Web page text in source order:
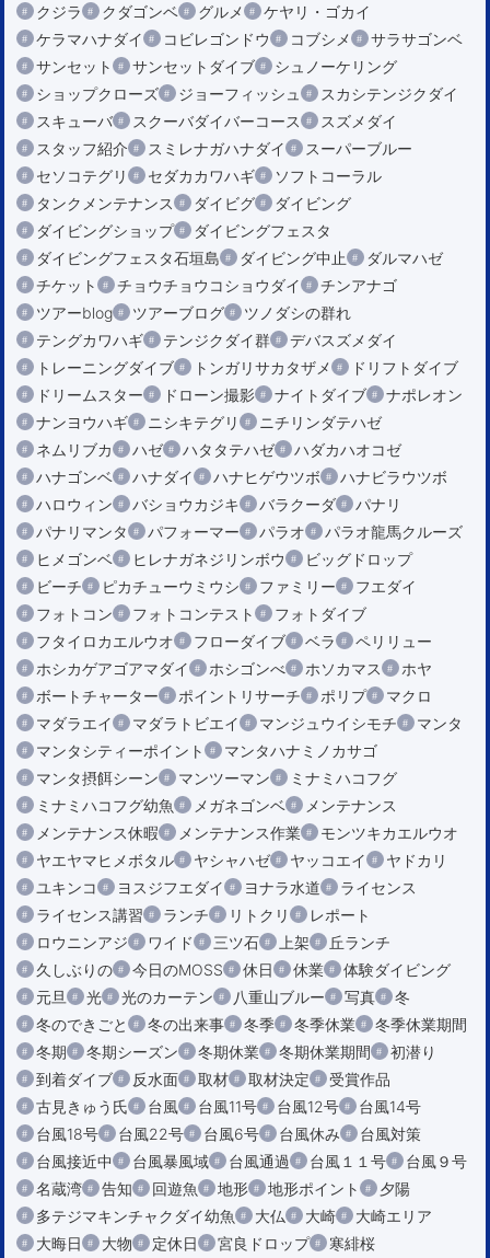
クジラ
クダゴンベ グルメ
ケヤリ・ゴカイ
ケラマハナダイ
コビレゴンドウ コブシメ
サラサゴンベ
サンセット
サンセットダイブ
シュノーケリング
ショップクローズ
ジョーフィッシュ
スカシテンジクダイ
スキューバ
スクーバダイバーコース
スズメダイ
スタッフ紹介
スミレナガハナダイ
スーパーブルー
セソコテグリ
セダカカワハギ
ソフトコーラル
タンクメンテナンス
ダイビグ
ダイビング
ダイビングショップ
ダイビングフェスタ
ダイビングフェスタ石垣島
ダイビング中止
ダルマハゼ
チケット
チョウチョウコショウダイ
チンアナゴ
ツアーblog
ツアーブログ
ツノダシの群れ
テングカワハギ
テンジクダイ群
デバスズメダイ
トレーニングダイブ
トンガリサカタザメ
ドリフトダイブ
ドリームスター
ドローン撮影 ナイトダイブ
ナポレオン
ナンヨウハギ
ニシキテグリ
ニチリンダテハゼ
ネムリブカ
ハゼ ハタタテハゼ
ハダカハオコゼ
ハナゴンベ
ハナダイ ハナヒゲウツボ
ハナビラウツボ
ハロウィン
バショウカジキ バラクーダ
パナリ
パナリマンタ
パフォーマー パラオ
パラオ龍馬クルーズ
ヒメゴンベ
ヒレナガネジリンボウ
ビッグドロップ
ビーチ
ピカチューウミウシ ファミリー
フエダイ
フォトコン
フォトコンテスト
フォトダイブ
フタイロカエルウオ
フローダイブ ベラ
ペリリュー
ホシカゲアゴアマダイ
ホシゴンべ ホソカマス
ホヤ
ボートチャーター
ポイントリサーチ ポリプ
マクロ
マダラエイ
マダラトビエイ マンジュウイシモチ
マンタ
マンタシティーポイント
マンタハナミノカサゴ
マンタ摂餌シーン
マンツーマン
ミナミハコフグ
ミナミハコフグ幼魚
メガネゴンベ
メンテナンス
メンテナンス休暇
メンテナンス作業
モンツキカエルウオ
ヤエヤマヒメボタル
ヤシャハゼ ヤッコエイ
ヤドカリ
ユキンコ
ヨスジフエダイ ヨナラ水道
ライセンス
ライセンス講習
ランチ リトクリ
レポート
ロウニンアジ
ワイド 三ツ石 上架
丘ランチ
久しぶりの
今日のMOSS 休日 休業
体験ダイビング
元旦
光 光のカーテン 八重山ブルー 写真
冬
冬のできごと
冬の出来事 冬季 冬季休業
冬季休業期間
冬期
冬期シーズン 冬期休業 冬期休業期間
初潜り
到着ダイブ
反水面 取材 取材決定
受賞作品
古見きゅう氏
台風 台風11号 台風12号
台風14号
台風18号
台風22号 台風6号 台風休み
台風対策
台風接近中
台風暴風域 台風通過 台風１１号
台風９号
名蔵湾
告知 回遊魚 地形 地形ポイント
夕陽
多テジマキンチャクダイ幼魚
大仏 大崎
大崎エリア
大晦日
大物 定休日 宮良ドロップ
寒緋桜